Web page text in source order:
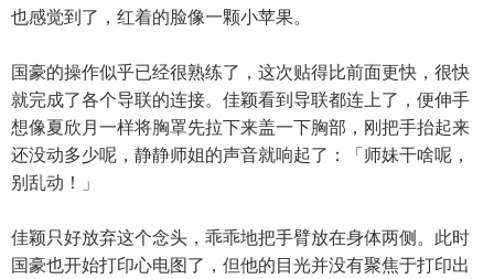
也感觉到了，红着的脸像一颗小苹果。
国豪的操作似乎已经很熟练了，这次贴得比前面更快，很快
就完成了各个导联的连接。佳颖看到导联都连上了，便伸手
想像夏欣月一样将胸罩先拉下来盖一下胸部，刚把手抬起来
还没动多少呢，静静师姐的声音就响起了：「师妹干啥呢，
别乱动！」
佳颖只好放弃这个念头，乖乖地把手臂放在身体两侧。此时
国豪也开始打印心电图了，但他的目光并没有聚焦于打印出